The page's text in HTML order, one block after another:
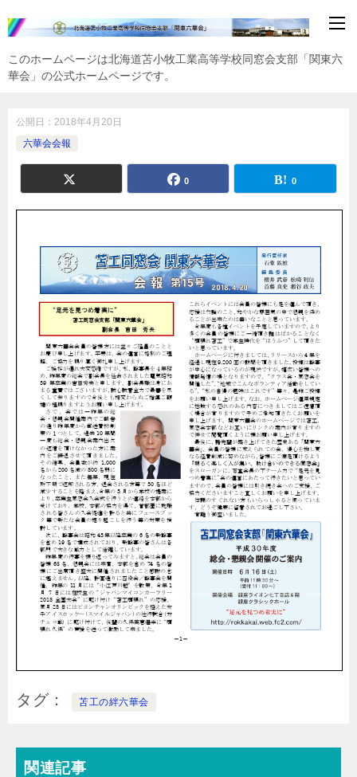
このホームページは北海道苫小牧工業高等学校同窓会支部「関東六
華会」の公式ホームページです。
公開日： 2018年4月20日
六華会会報
0 0
タグ 苫工の絆六華会
関連記事